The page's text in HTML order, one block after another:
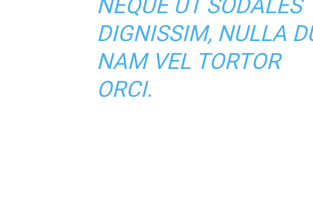
DIGNISSIM, NULLA
NAM VEL TORTOR
ORCI.